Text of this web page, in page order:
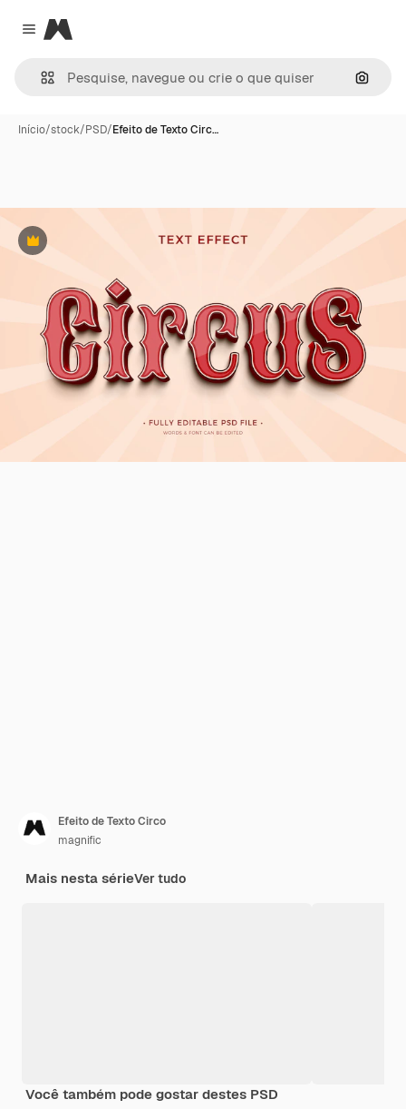
Close menu
Magnific
Início/stock/PSD/Efeito de Texto Circ…
Premium
Efeito de Texto Circo
magnific
Mais nesta sérieVer tudo
Você também pode gostar destes PSD